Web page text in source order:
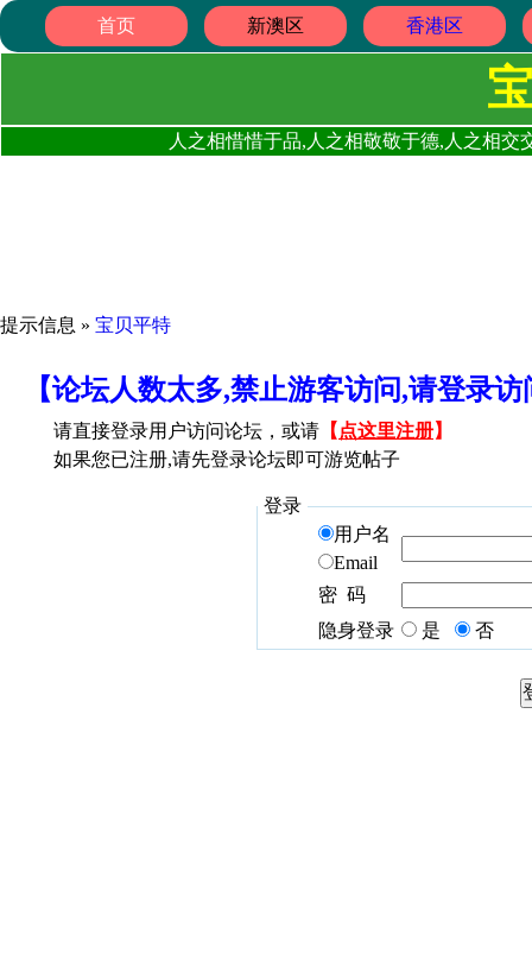
首页 新澳区 香港区
人之相惜惜于品,人之相敬敬于德,人之相
提示信息 » 宝贝平特
【论坛人数太多,禁止游客访问,请登录
请直接登录用户访问论坛，或请 【 点这里注册】
如果您已注册,请先登录论坛即可游览帖子
登录
用户名
Email
密 码
隐身登录
是 否